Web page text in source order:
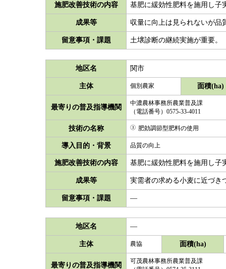
施肥改善技術の内容 基肥に緩効性肥料を施用し子
成果等 収量に向上は見られないが品
留意事項・課題 土壌診断の継続実施が重要。
地区名 関市
主体 個別農家 面積(ha)
最寄りの普及指導機関
中濃農林事務所農業普及課
（電話番号）0575-33-4011
技術の名称 肥効調節型肥料の使用
導入目的・背景 品質の向上
施肥改善技術の内容 基肥に緩効性肥料を施用し子
成果等 実需者の求める小麦に近づき
留意事項・課題 ―
地区名 ―
主体 農協 面積(ha)
最寄りの普及指導機関
可茂農林事務所農業普及課